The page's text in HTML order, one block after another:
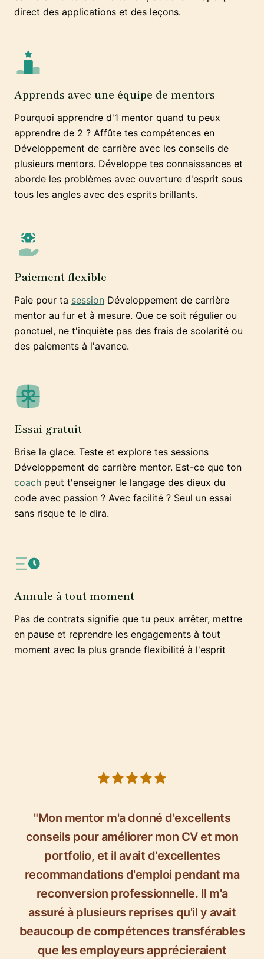
direct des applications et des leçons.
Apprends avec une équipe de mentors
Pourquoi apprendre d'1 mentor quand tu peux
apprendre de 2 ? Affûte tes compétences en
Développement de carrière avec les conseils de
plusieurs mentors. Développe tes connaissances et
aborde les problèmes avec ouverture d'esprit sous
tous les angles avec des esprits brillants.
Paiement flexible
Paie pour ta session Développement de carrière
mentor au fur et à mesure. Que ce soit régulier ou
ponctuel, ne t'inquiète pas des frais de scolarité ou
des paiements à l'avance.
Essai gratuit
Brise la glace. Teste et explore tes sessions
Développement de carrière mentor. Est-ce que ton
coach peut t'enseigner le langage des dieux du
code avec passion ? Avec facilité ? Seul un essai
sans risque te le dira.
Annule à tout moment
Pas de contrats signifie que tu peux arrêter, mettre
en pause et reprendre les engagements à tout
moment avec la plus grande flexibilité à l'esprit
"Mon mentor m'a donné d'excellents
conseils pour améliorer mon CV et mon
portfolio, et il avait d'excellentes
recommandations d'emploi pendant ma
reconversion professionnelle. Il m'a
assuré à plusieurs reprises qu'il y avait
beaucoup de compétences transférables
que les employeurs apprécieraient